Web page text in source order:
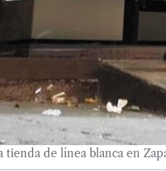
tienda de línea blanca en